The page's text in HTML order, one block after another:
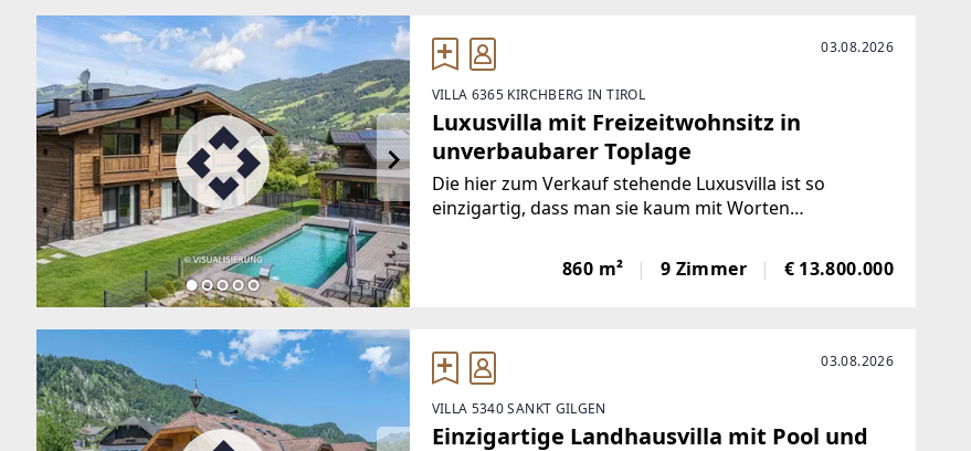
03.08.2026
VILLA 6365 KIRCHBERG IN TIROL
Luxusvilla mit Freizeitwohnsitz in
unverbaubarer Toplage
Die hier zum Verkauf stehende Luxusvilla ist so
einzigartig, dass man sie kaum mit Worten
sehen.Auf knapp 2.000 m² Grundstück thront das
repräsentative Anwesen mit ca. 860 m²
860 m² 9 Zimmer € 13.800.000
03.08.2026
VILLA 5340 SANKT GILGEN
Einzigartige Landhausvilla mit Pool und